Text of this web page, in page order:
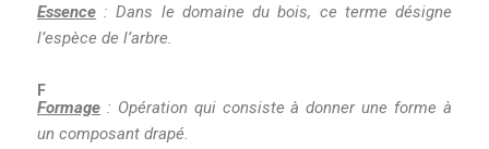
Essence : Dans le domaine du bois, ce terme désigne
l’espèce de l’arbre.
F
Formage : Opération qui consiste à donner une forme à
un composant drapé.